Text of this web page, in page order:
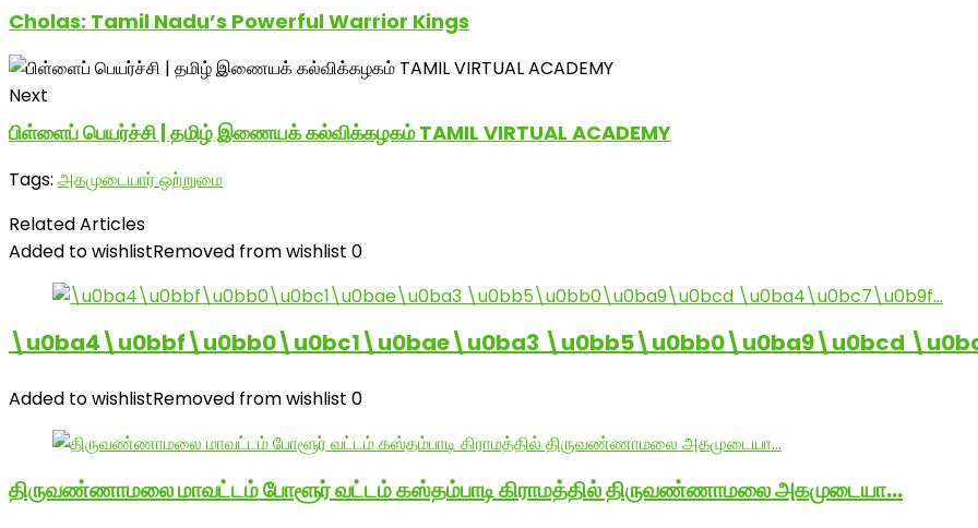
Cholas: Tamil Nadu’s Powerful Warrior Kings
Next
பிள்ளைப் பெயர்ச்சி | தமிழ் இணையக் கல்விக்கழகம் TAMIL VIRTUAL ACADEMY
Tags: அகமுடையார் ஒற்றுமை
Related Articles
Added to wishlistRemoved from wishlist 0
\u0ba4\u0bbf\u0bb0\u0bc1\u0bae\u0ba3 \u0bb5\u0bb0\u0ba9\u0bcd
Added to wishlistRemoved from wishlist 0
திருவண்ணாமலை மாவட்டம் போளூர் வட்டம் கஸ்தம்பாடி கிராமத்தில் திருவண்ணாமலை அகமுடையா…